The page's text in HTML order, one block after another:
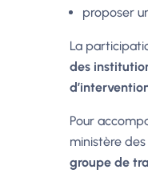
proposer
La
des
Pour
ministère
groupe de